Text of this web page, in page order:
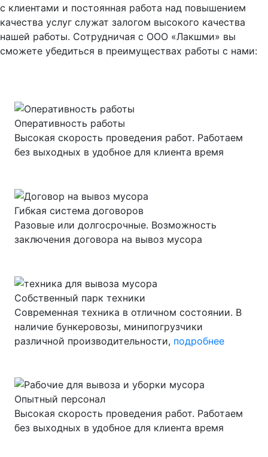
с клиентами и постоянная работа над повышением
качества услуг служат залогом высокого качества
нашей работы. Сотрудничая с ООО «Лакшми» вы
сможете убедиться в преимуществах работы с нами:
Оперативность работы
Высокая скорость проведения работ. Работаем
без выходных в удобное для клиента время
Гибкая система договоров
Разовые или долгосрочные. Возможность
заключения договора на вывоз мусора
Собственный парк техники
Современная техника в отличном состоянии. В
наличие бункеровозы, минипогрузчики
различной производительности, подробнее
Опытный персонал
Высокая скорость проведения работ. Работаем
без выходных в удобное для клиента время